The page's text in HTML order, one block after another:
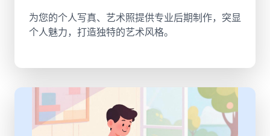
为您的个人写真、艺术照提供专业后期制作，突显
个人魅力，打造独特的艺术风格。